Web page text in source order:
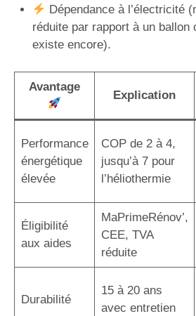
Dépendance à l’électricité
réduite par rapport à un ballon
existe encore).
Avantage
Explication
Performance
énergétique
élevée
COP de 2 à 4,
jusqu’à 7 pour
l’héliothermie
Éligibilité
aux aides
MaPrimeRénov’,
CEE, TVA
réduite
Durabilité
15 à 20 ans
avec entretien